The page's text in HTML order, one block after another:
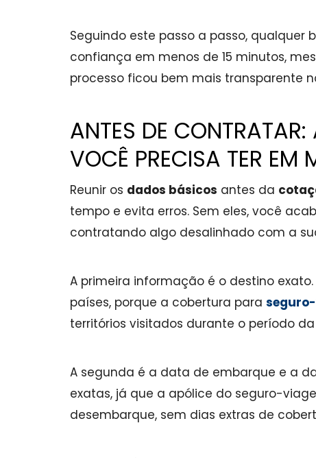
Seguindo este passo a passo,
confiança em menos de 15 minutos,
processo ficou bem mais transparente
ANTES DE
VOCÊ PRECISA TER EM
Reunir os dados básicos antes da
tempo e evita erros. Sem eles, você
contratando algo desalinhado com a
A primeira informação é o destino exato.
países, porque a cobertura para
territórios visitados durante o período
A segunda é a data de embarque e a
exatas, já que a apólice do seguro-
desembarque, sem dias extras de
você sempre deve ter, mas
nunca precisar usar".